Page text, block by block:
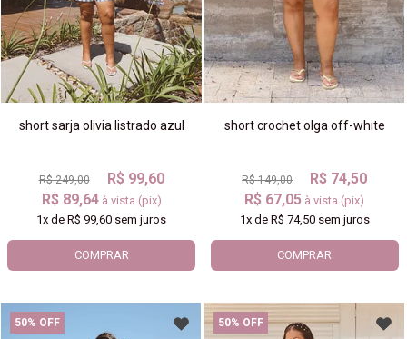
short sarja olivia listrado azul
R$ 249,00
R$ 99,60
R$ 89,64 à vista (pix)
1x deR$ 99,60 sem juros
COMPRAR
short crochet olga off-white
R$ 149,00
R$ 74,50
R$ 67,05 à vista (pix)
1xde R$ 74,50sem juros
COMPRAR
50% OFF 50% OFF